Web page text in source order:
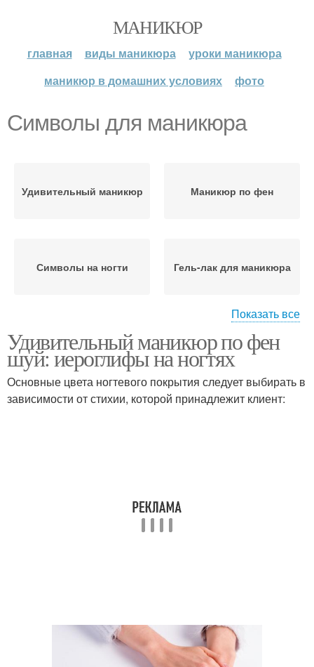
МАНИКЮР
главная виды маникюра
уроки маникюра
маникюр в домашних условиях
фото
Символы для маникюра
Удивительный маникюр Маникюр по фен
Символы на ногти Гель-лак для маникюра
Цвета в маникюре Зона для маникюра
Показать все
Удивительный маникюр по фен
шуй: иероглифы на ногтях
Основные цвета ногтевого покрытия следует выбирать в
зависимости от стихии, которой принадлежит клиент: